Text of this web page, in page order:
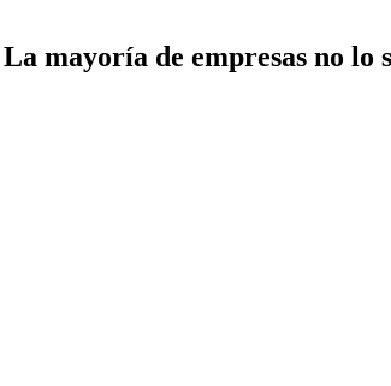
mayoría de empresas no lo